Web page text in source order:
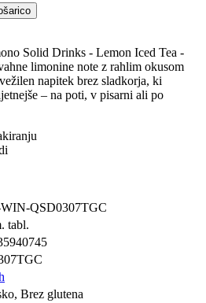
Solid Drinks - Lemon Iced Tea -
limonine note z rahlim okusom
napitek brez sladkorja, ki
– na poti, v pisarni ali po
QSD0307TGC
tabl.
Brez glutena